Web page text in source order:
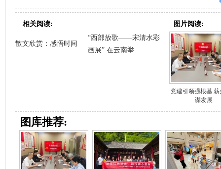
相关阅读:
散文欣赏：感悟时间
“西部放歌——宋清水彩
画展” 在云南举
图片阅读:
党建引领强根基 薪
谋发展
图库推荐: